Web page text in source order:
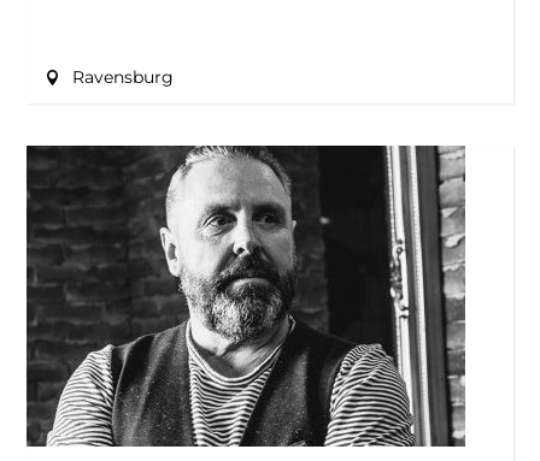
Ravensburg